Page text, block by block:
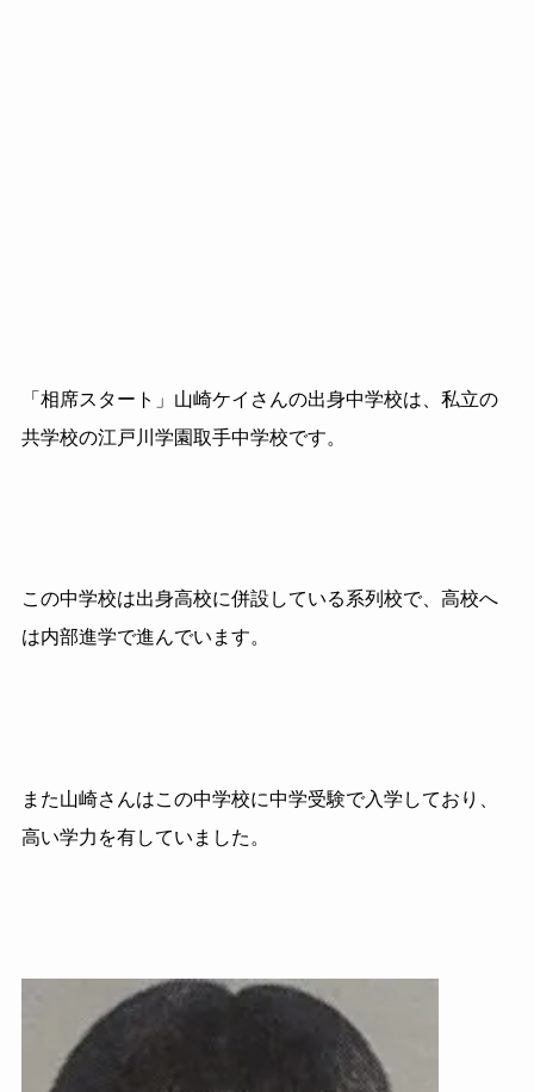
「相席スタート」山崎ケイさんの出身中学校は、私立の
共学校の江戸川学園取手中学校です。
この中学校は出身高校に併設している系列校で、高校へ
は内部進学で進んでいます。
また山崎さんはこの中学校に中学受験で入学しており、
高い学力を有していました。